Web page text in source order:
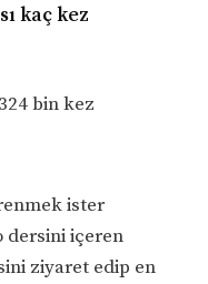
kaç kez
bin kez
ister
dersini içeren
ziyaret edip en